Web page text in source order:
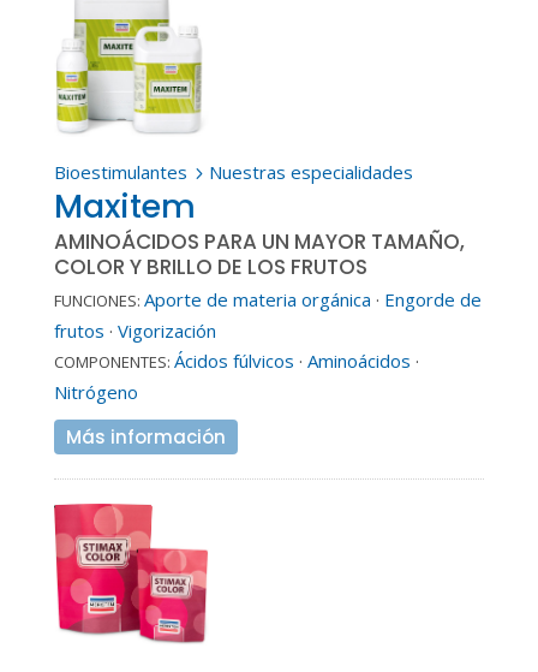
Bioestimulantes 5 Nuestras especialidades
Maxitem
AMINOÁCIDOS PARA UN MAYOR TAMAÑO,
COLOR Y BRILLO DE LOS FRUTOS
FUNCIONES: Aporte de materia orgánica · Engorde de
frutos · Vigorización
COMPONENTES: Ácidos fúlvicos · Aminoácidos ·
Nitrógeno
Más información